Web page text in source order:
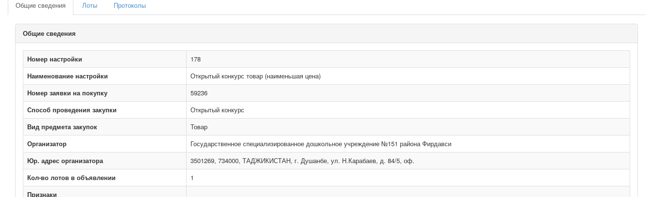
Общие сведения Лоты Протоколы
Общие сведения
Номер настройки
178
Наименование настройки
Открытый конкурс товар (наименьшая цена)
Номер заявки на покупку
59236
Способ проведения закупки
Открытый конкурс
Вид предмета закупок
Товар
Организатор
Государственное специализированное дошкольное учреждение №151 района Фирдавси
Юр. адрес организатора
3501269, 734000, ТАДЖИКИСТАН, г. Душанбе, ул. Н.Карабаев, д. 84/5, оф.
Кол-во лотов в объявлении
1
Признаки